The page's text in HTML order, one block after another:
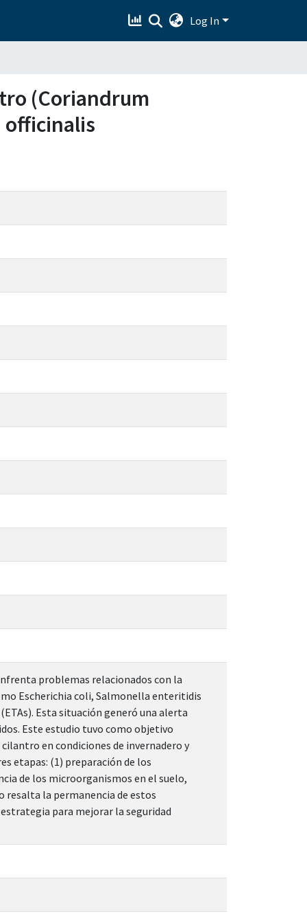
Log In
(Coriandrum
officinalis
problemas relacionados con la
Escherichia coli, Salmonella enteritidis
Esta situación generó una alerta
Este estudio tuvo como objetivo
en condiciones de invernadero y
etapas: (1) preparación de los
de los microorganismos en el suelo,
la permanencia de estos
para mejorar la seguridad